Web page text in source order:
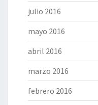
julio 2016
mayo 2016
abril 2016
marzo 2016
febrero 2016